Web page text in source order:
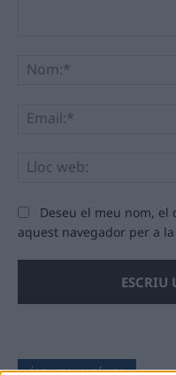
Deseu el meu nom,
aquest navegador per a